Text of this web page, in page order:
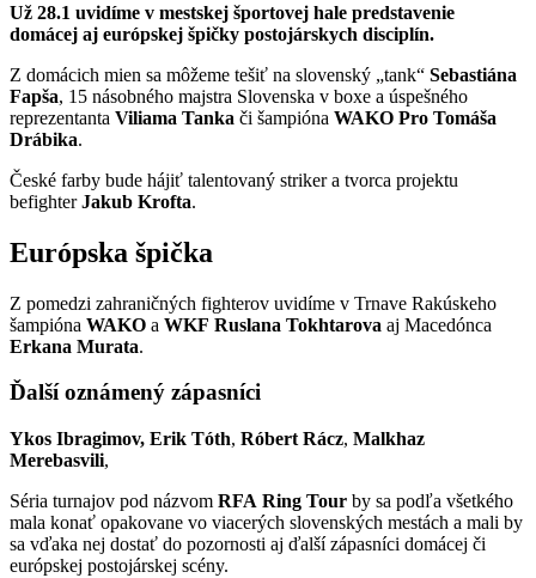
Už 28.1 uvidíme v mestskej športovej hale predstavenie
domácej aj európskej špičky postojárskych disciplín.
Z domácich mien sa môžeme tešiť na slovenský „tank“ Sebastiána
Fapša, 15 násobného majstra Slovenska v boxe a úspešného
reprezentanta Viliama Tanka či šampióna WAKO Pro Tomáša
Drábika.
České farby bude hájiť talentovaný striker a tvorca projektu
befighterJakub Krofta.
Európska špička
Z pomedzi zahraničných fighterov uvidíme v Trnave Rakúskeho
šampióna WAKO a WKF Ruslana Tokhtarova aj Macedónca
Erkana Murata.
Ďalší oznámený zápasníci
Ykos Ibragimov, Erik Tóth, Róbert Rácz, Malkhaz
Merebasvili,
Séria turnajov pod názvom RFA Ring Tour by sa podľa všetkého
mala konať opakovane vo viacerých slovenských mestách a mali by
sa vďaka nej dostať do pozornosti aj ďalší zápasníci domácej či
európskej postojárskej scény.